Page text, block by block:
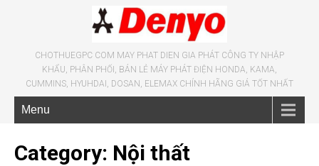
CHOTHUEGPC COM MAY PHAT DIEN GIA PHÁT CÔNG TY NHẬP
KHẨU, PHÂN PHỐI, BÁN LẺ MÁY PHÁT ĐIỆN HONDA, KAMA,
CUMMINS, HYUHDAI, DOSAN, ELEMAX CHÍNH HÃNG GIÁ TỐT NHẤT
Menu
Category: Nội thất